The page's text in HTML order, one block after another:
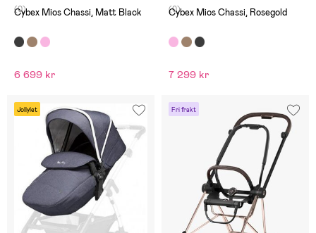
(0)
Cybex Mios Chassi, Matt Black
6 699 kr
(0)
Cybex Mios Chassi, Rosegold
7 299 kr
Jollylet Fri frakt